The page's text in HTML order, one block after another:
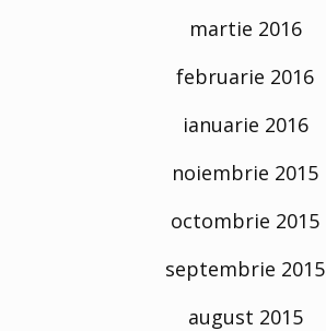
martie 2016
februarie 2016
ianuarie 2016
noiembrie 2015
octombrie 2015
septembrie 2015
august 2015